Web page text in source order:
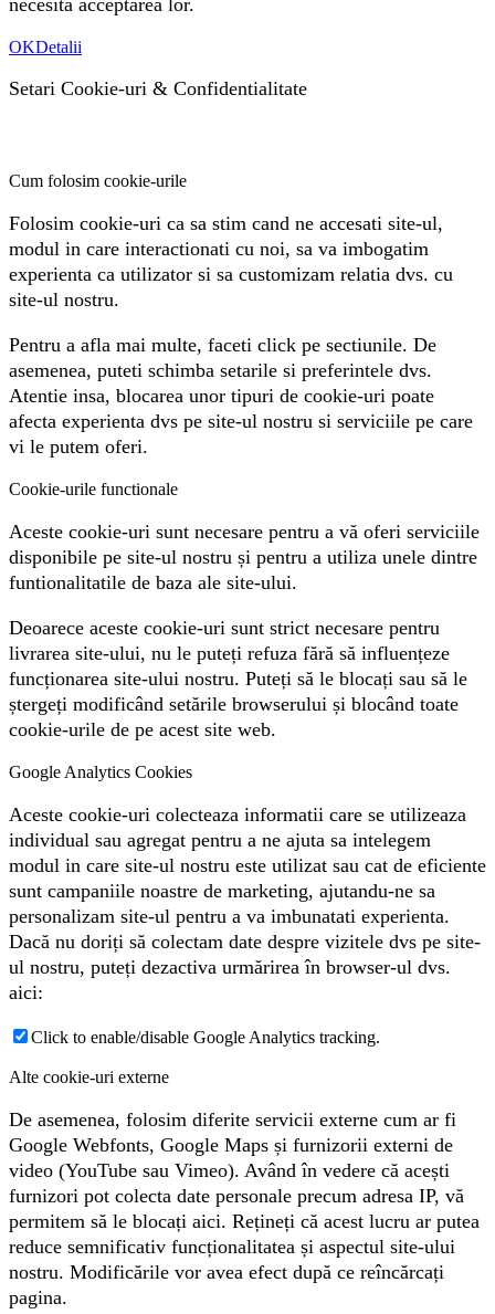
necesita acceptarea lor.
OKDetalii
Setari Cookie-uri & Confidentialitate
Cum folosim cookie-urile
Folosim cookie-uri ca sa stim cand ne accesati site-ul,
modul in care interactionati cu noi, sa va imbogatim
experienta ca utilizator si sa customizam relatia dvs. cu
site-ul nostru.
Pentru a afla mai multe, faceti click pe sectiunile. De
asemenea, puteti schimba setarile si preferintele dvs.
Atentie insa, blocarea unor tipuri de cookie-uri poate
afecta experienta dvs pe site-ul nostru si serviciile pe care
vi le putem oferi.
Cookie-urile functionale
Aceste cookie-uri sunt necesare pentru a vă oferi serviciile
disponibile pe site-ul nostru și pentru a utiliza unele dintre
funtionalitatile de baza ale site-ului.
Deoarece aceste cookie-uri sunt strict necesare pentru
livrarea site-ului, nu le puteți refuza fără să influențeze
funcționarea site-ului nostru. Puteți să le blocați sau să le
ștergeți modificând setările browserului și blocând toate
cookie-urile de pe acest site web.
Google Analytics Cookies
Aceste cookie-uri colecteaza informatii care se utilizeaza
individual sau agregat pentru a ne ajuta sa intelegem
modul in care site-ul nostru este utilizat sau cat de eficiente
sunt campaniile noastre de marketing, ajutandu-ne sa
personalizam site-ul pentru a va imbunatati experienta.
Dacă nu doriți să colectam date despre vizitele dvs pe site-
ul nostru, puteți dezactiva urmărirea în browser-ul dvs.
aici:
Click to enable/disable Google Analytics tracking.
Alte cookie-uri externe
De asemenea, folosim diferite servicii externe cum ar fi
Google Webfonts, Google Maps și furnizorii externi de
video (YouTube sau Vimeo). Având în vedere că acești
furnizori pot colecta date personale precum adresa IP, vă
permitem să le blocați aici. Rețineți că acest lucru ar putea
reduce semnificativ funcționalitatea și aspectul site-ului
nostru. Modificările vor avea efect după ce reîncărcați
pagina.